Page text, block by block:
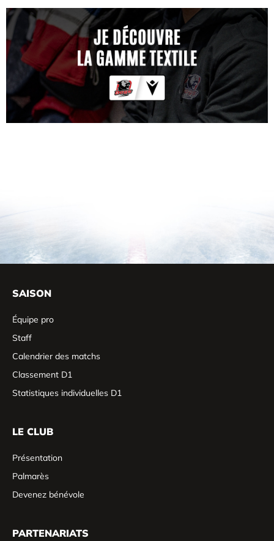
SAISON
Équipe pro
Staff
Calendrier des matchs
Classement D1
Statistiques individuelles D1
LE CLUB
Présentation
Palmarès
Devenez bénévole
PARTENARIATS